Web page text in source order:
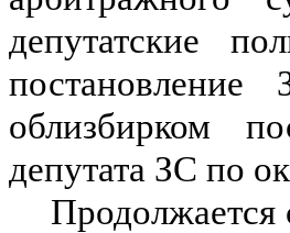
депутатские
облизбирком
депутата ЗС по
Продолжается